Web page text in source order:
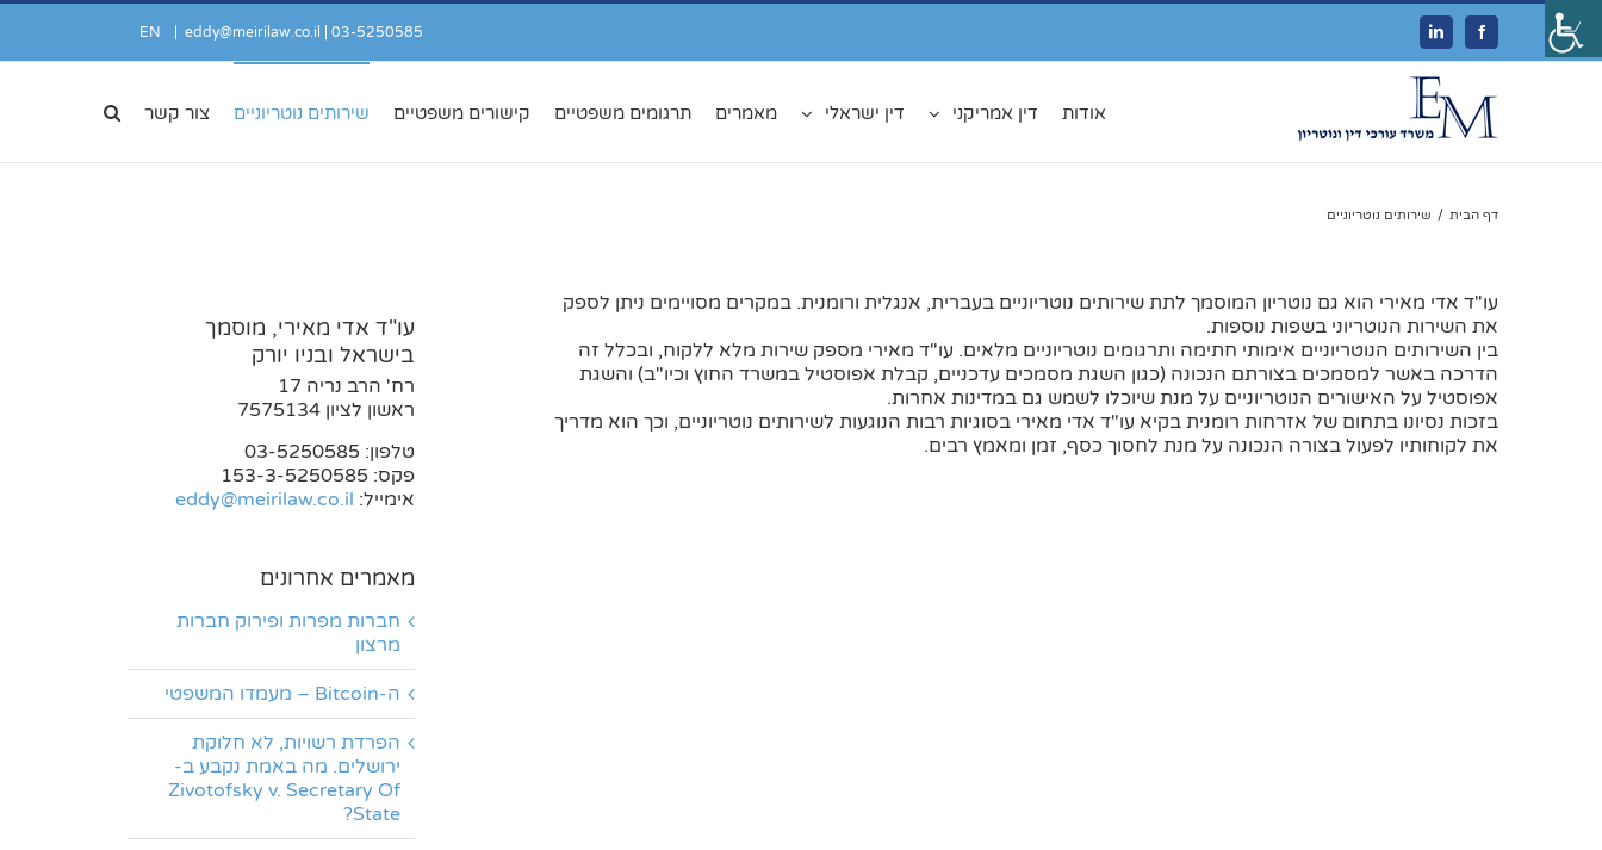
Facebook
Linkedin
03-5250585 |
EN eddy@meirilaw.co.il
אודות דין אמריקני דין ישראלי מאמרים תרגומים משפטיים קישורים משפטיים שירותים נוטריוניים צור קשר
דף הבית / שירותים נוטריוניים
עו"ד אדי מאירי הוא גם נוטריון המוסמך לתת שירותים נוטריוניים בעברית, אנגלית ורומנית. במקרים מסויימים ניתן לספק
את השירות הנוטריוני בשפות נוספות.
בין השירותים הנוטריוניים אימותי חתימה ותרגומים נוטריוניים מלאים. עו"ד מאירי מספק שירות מלא ללקוח, ובכלל זה
הדרכה באשר למסמכים בצורתם הנכונה (כגון השגת מסמכים עדכניים, קבלת אפוסטיל במשרד החוץ וכיו"ב) והשגת
אפוסטיל על האישורים הנוטריוניים על מנת שיוכלו לשמש גם במדינות אחרות.
בזכות נסיונו בתחום של אזרחות רומנית בקיא עו"ד אדי מאירי בסוגיות רבות הנוגעות לשירותים נוטריוניים, וכך הוא מדריך
את לקוחותיו לפעול בצורה הנכונה על מנת לחסוך כסף, זמן ומאמץ רבים.
עו"ד אדי מאירי, מוסמך
בישראל ובניו יורק
רח' הרב נריה 17
ראשון לציון 7575134
טלפון: 03-5250585
פקס: 153-3-5250585
אימייל: eddy@meirilaw.co.il
מאמרים אחרונים
חברות מפרות ופירוק חברות
מרצון
ה-Bitcoin – מעמדו המשפטי
הפרדת רשויות, לא חלוקת
ירושלים. מה באמת נקבע ב-
Zivotofsky v. Secretary Of
State?